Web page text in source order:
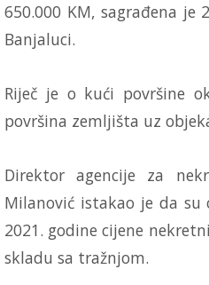
650.000 KM, sagrađena je
Banjaluci.
Riječ je o kući površine
površina zemljišta uz
Direktor agencije za
Milanović istakao je da su
2021. godine cijene
skladu sa tražnjom.